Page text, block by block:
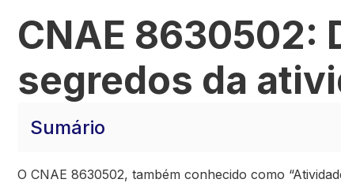
CNAE 8630502:
segredos da
Sumário
O CNAE 8630502, também conhecido como